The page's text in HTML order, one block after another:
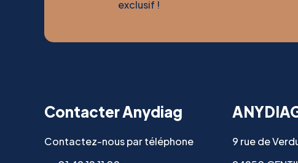
exclusif !
Contacter Anydiag
Contactez-nous par téléphone
9 rue de